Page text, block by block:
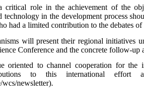
role in the achievement of the
technology in the development process
had a limited contribution to the debates
will present their regional initiatives
Conference and the concrete follow-up
oriented to channel cooperation for the
to this international
newsletter).